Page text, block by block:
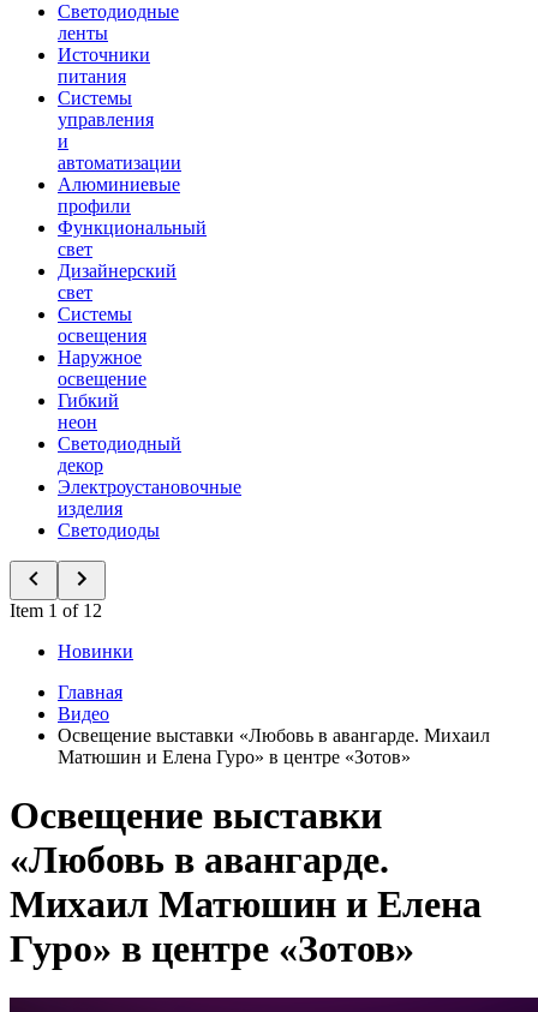
Светодиодные
ленты
Источники
питания
Системы
управления
и
автоматизации
Алюминиевые
профили
Функциональный
свет
Дизайнерский
свет
Системы
освещения
Наружное
освещение
Гибкий
неон
Светодиодный
декор
Электроустановочные
изделия
Светодиоды
Item 1 of 12
Новинки
Главная
Видео
Освещение выставки «Любовь в авангарде. Михаил
Матюшин и Елена Гуро» в центре «Зотов»
Освещение выставки
«Любовь в авангарде.
Михаил Матюшин и Елена
Гуро» в центре «Зотов»